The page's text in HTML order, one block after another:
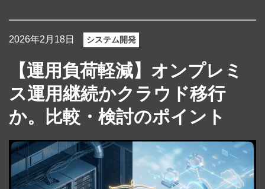
2026年2月18日 システム開発
【運用負荷軽減】オンプレミ
ス運用継続かクラウド移行
か。比較・検討のポイント